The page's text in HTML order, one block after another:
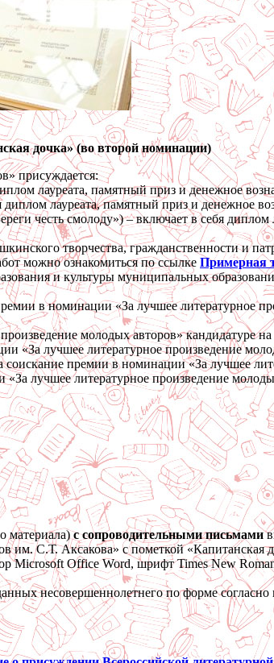
дочка» (во второй номинации)
присуждается:
лауреата, памятный приз и денежное
лауреата, памятный приз и денежное
честь смолоду») – включает в себя диплом
творчества, гражданственности и
можно ознакомиться по ссылке Примерная
и культуры муниципальных
в номинации «За лучшее литературное
молодых авторов» кандидатуре
«За лучшее литературное произведение
премии в номинации «За лучшее
лучшее литературное произведение
материала)с сопроводительными письмами
им. С.Т. Аксакова» с пометкой «Капитанская
Мicrosoft Office Word, шрифт Times New
несовершеннолетнего по форме